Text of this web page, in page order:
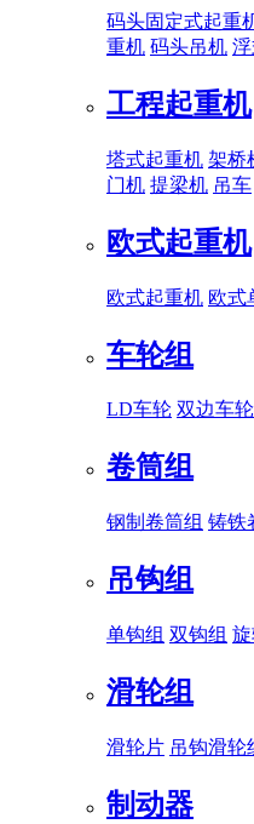
码头固定式起重
重机 码头吊机
工程起重机
塔式起重机 架桥
门机 提梁机 吊车
欧式起重机
欧式起重机 欧式
车轮组
LD车轮 双边车
卷筒组
钢制卷筒组 铸铁
吊钩组
单钩组 双钩组
滑轮组
滑轮片 吊钩滑轮
制动器